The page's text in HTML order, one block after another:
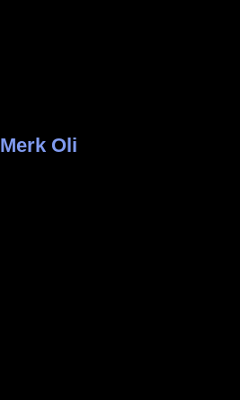
Merk Oli